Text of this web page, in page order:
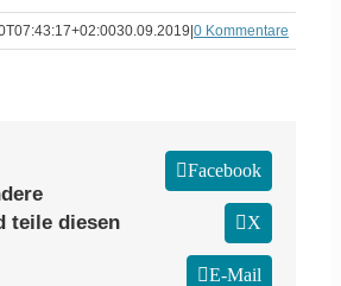
30.09.2019 0 Kommentare
teile diesen
Facebook
X
E-Mail